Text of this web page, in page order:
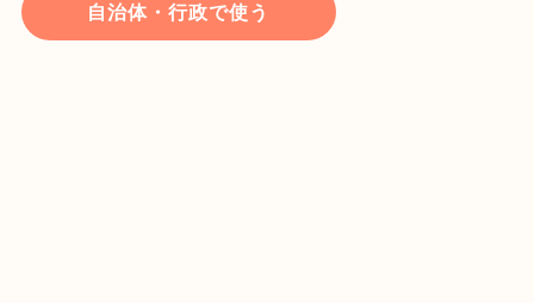
自治体・行政で使う